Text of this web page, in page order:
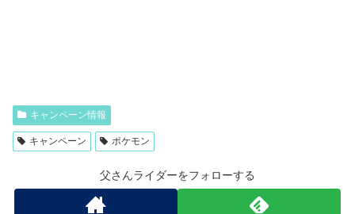
カルピスの原液を買ってリラックマやすみっコの
かわいいグッズがもらえるキャンペーン！
ヒーローショーの情報を中心に子どもを楽しませるための情報
を発信しています。キャンペーン概要カルピスの対象商品を購
tousanrider.com
キャンペーン情報
キャンペーン ポケモン
父さんライダーをフォローする